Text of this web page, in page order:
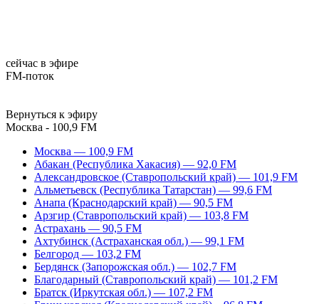
сейчас в эфире
FM-поток
Вернуться к эфиру
Москва - 100,9 FM
Москва — 100,9 FM
Абакан (Республика Хакасия) — 92,0 FM
Александровское (Ставропольский край) — 101,9 FM
Альметьевск (Республика Татарстан) — 99,6 FM
Анапа (Краснодарский край) — 90,5 FM
Арзгир (Ставропольский край) — 103,8 FM
Астрахань — 90,5 FM
Ахтубинск (Астраханская обл.) — 99,1 FM
Белгород — 103,2 FM
Бердянск (Запорожская обл.) — 102,7 FM
Благодарный (Ставропольский край) — 101,2 FM
Братск (Иркутская обл.) — 107,2 FM